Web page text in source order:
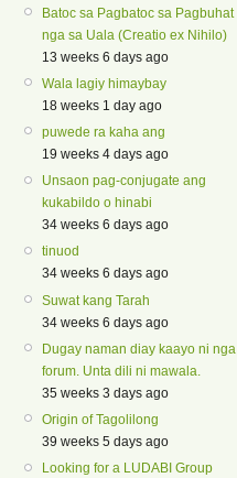
Batoc sa Pagbatoc sa Pagbuhat
nga sa Uala (Creatio ex Nihilo)
13 weeks 6 days ago
Wala lagiy himaybay
18 weeks 1 day ago
puwede ra kaha ang
19 weeks 4 days ago
Unsaon pag-conjugate ang
kukabildo o hinabi
34 weeks 6 days ago
tinuod
34 weeks 6 days ago
Suwat kang Tarah
34 weeks 6 days ago
Dugay naman diay kaayo ni nga
forum. Unta dili ni mawala.
35 weeks 3 days ago
Origin of Tagolilong
39 weeks 5 days ago
Looking for a LUDABI Group